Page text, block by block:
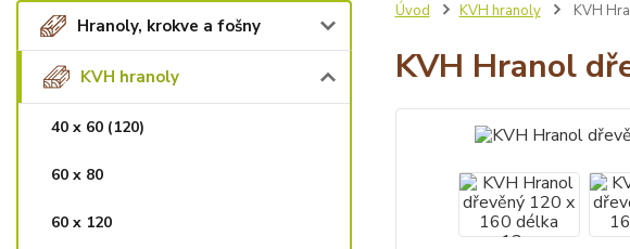
Hranoly, krokve a fošny
KVH hranoly
40 x 60 (120)
60 x 80
60 x 120
Úvod KVH hranoly KVH
KVH Hranol